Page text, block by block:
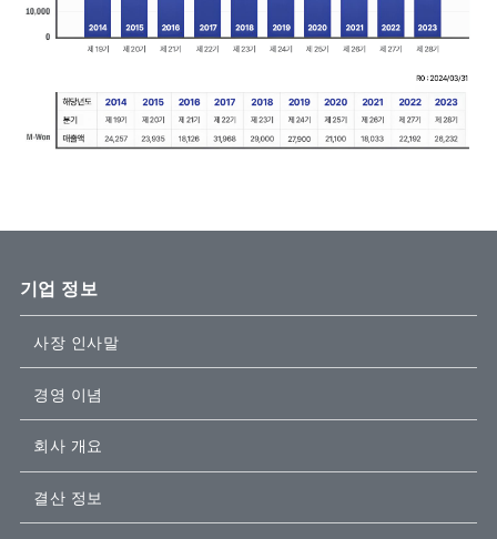
기업 정보
사장 인사말
경영 이념
회사 개요
결산 정보